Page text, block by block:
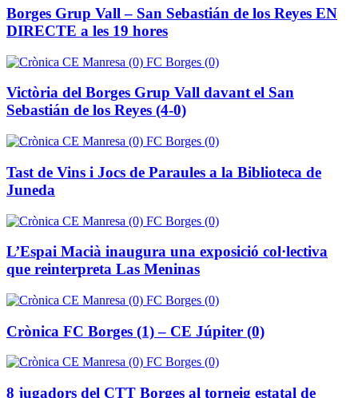
Borges Grup Vall – San Sebastián de los Reyes EN
DIRECTE a les 19 hores
Victòria del Borges Grup Vall davant el San
Sebastián de los Reyes (4-0)
Tast de Vins i Jocs de Paraules a la Biblioteca de
Juneda
L’Espai Macià inaugura una exposició col·lectiva
que reinterpreta Las Meninas
Crònica FC Borges (1) – CE Júpiter (0)
8 jugadors del CTT Borges al torneig estatal de